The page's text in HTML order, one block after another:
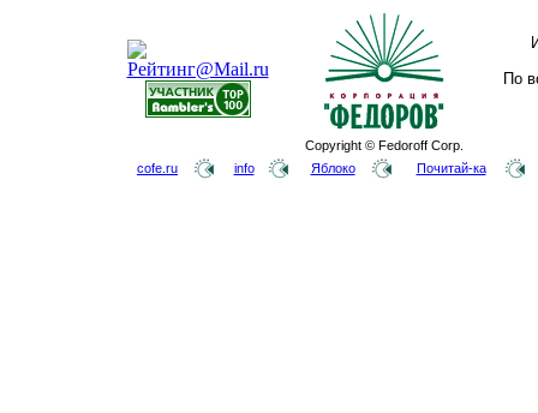
Copyright © Fedoroff Corp.
По
cofe.ru info Яблоко Почитай-ка